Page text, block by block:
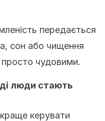
передається
сон або чищення
просто чудовими.
люди стають
керувати